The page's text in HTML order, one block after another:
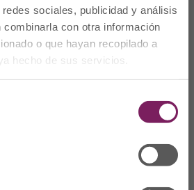
sociales, publicidad y análisis
combinarla con otra información
o que hayan recopilado a
hecho de sus servicios.
San